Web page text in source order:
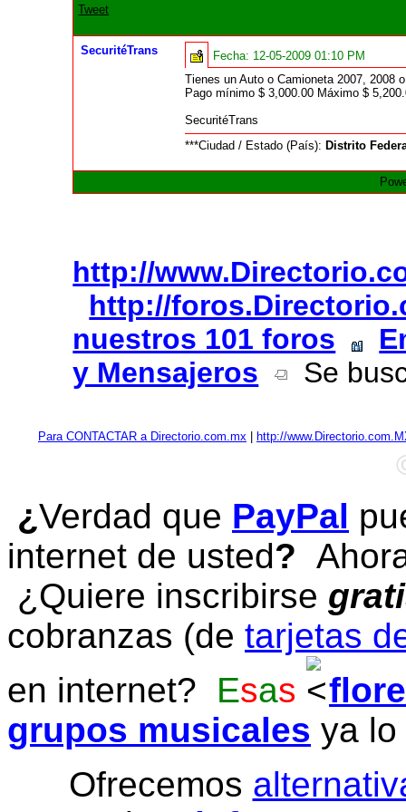
Tweet
SecuritéTrans Fecha: 12-05-2009 01:10 PM
Tienes un Auto o Camioneta 2007, 2008
Pago mínimo $ 3,000.00 Máximo $
SecuritéTrans
***Ciudad / Estado (País): Distrito
http://
http://
nuestros 101 foros
y Mensajeros
Se
Para CONTACTAR a Directorio.com.mx http://
¿Verdad que PayPal
internet de usted?
¿Quiere inscribirse
cobranzas (de tarjetas
en internet? Esas
grupos musicales ya
Ofrecemos